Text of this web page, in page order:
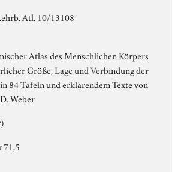
Atl. 10/13108
Atlas des Menschlichen Körpers
Größe, Lage und Verbindung der
84 Tafeln und erklärendem Texte von
Weber
71,5